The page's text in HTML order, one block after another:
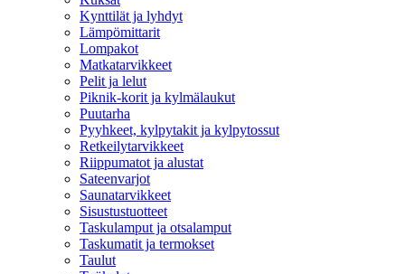
Kynttilät ja lyhdyt
Lämpömittarit
Lompakot
Matkatarvikkeet
Pelit ja lelut
Piknik-korit ja kylmälaukut
Puutarha
Pyyhkeet, kylpytakit ja kylpytossut
Retkeilytarvikkeet
Riippumatot ja alustat
Sateenvarjot
Saunatarvikkeet
Sisustustuotteet
Taskulamput ja otsalamput
Taskumatit ja termokset
Taulut